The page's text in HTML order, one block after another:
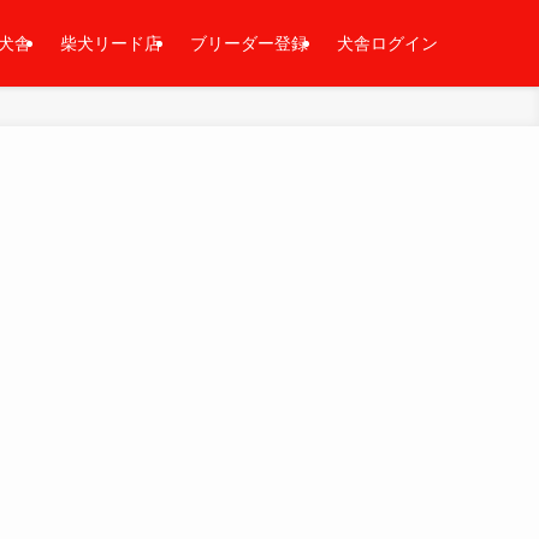
舎 柴犬リード店 ブリーダー登録 犬舎ログイン